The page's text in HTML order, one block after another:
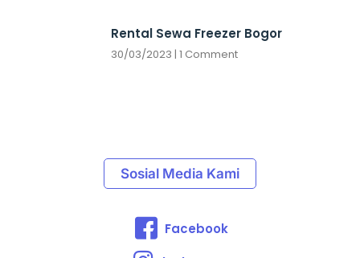
Rental Sewa Freezer Bogor
30/03/2023 1 Comment
Sosial Media Kami
Facebook